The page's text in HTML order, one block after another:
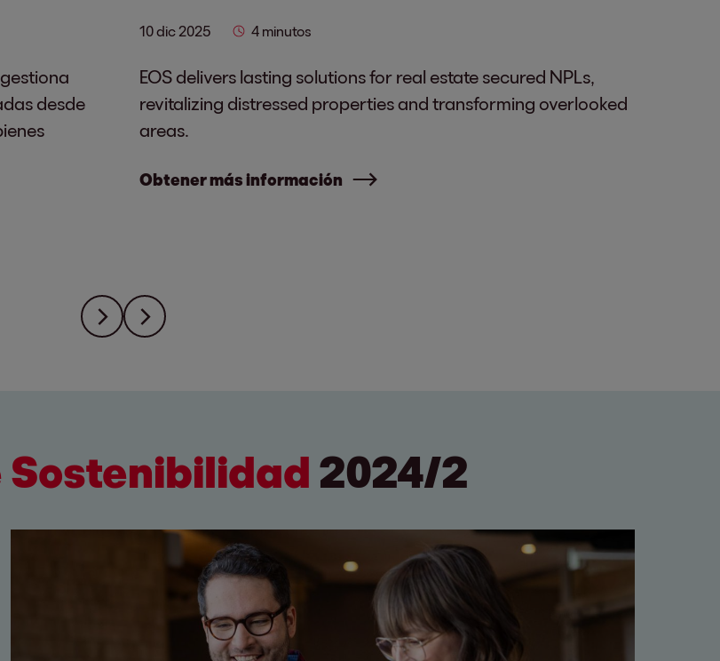
desde
10 dic 2025 4 minutos
EOS delivers lasting solutions for real estate secured NPLs,
revitalizing distressed properties and transforming overlooked
areas.
Obtener más información
Sostenibilidad 2024/2